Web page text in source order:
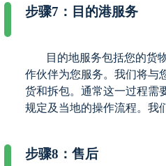
步骤7：目的港服务
目的地服务包括您的货
作伙伴为您服务。我们将与
货和拆包。通常这一过程需
规定及当地的操作流程。我
步骤8：售后